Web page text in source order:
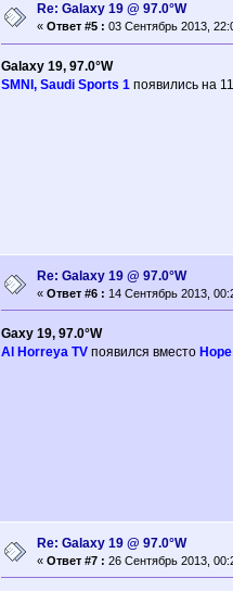
Re: Galaxy 19 @ 97.0°W
« Ответ #5 : 03 Сентябрь 2013,
Galaxy 19, 97.0°W
SMNI, Saudi Sports 1 появились на
Re: Galaxy 19 @ 97.0°W
« Ответ #6 : 14 Сентябрь 2013,
Gaxy 19, 97.0°W
Al Horreya TV появился вместо
Re: Galaxy 19 @ 97.0°W
« Ответ #7 : 26 Сентябрь 2013,